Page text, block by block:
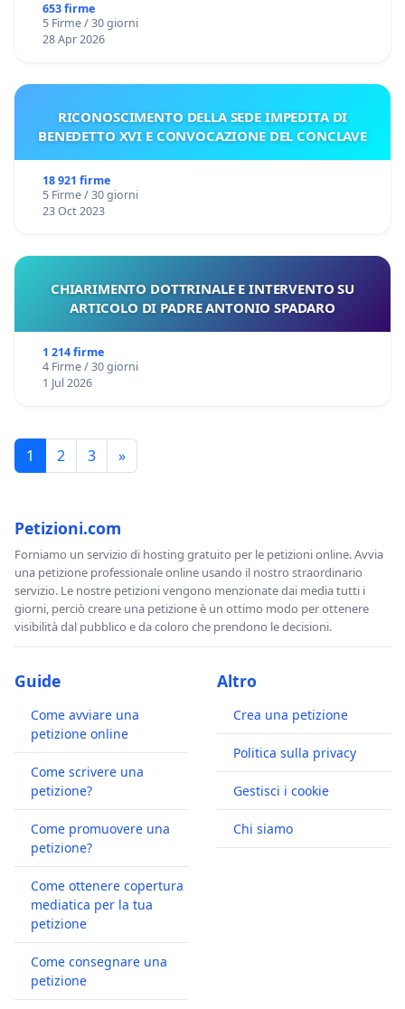
653 firme
5 Firme / 30 giorni
28 Apr 2026
RICONOSCIMENTO DELLA SEDE IMPEDITA DI
BENEDETTO XVI E CONVOCAZIONE DEL CONCLAVE
18 921 firme
5 Firme / 30 giorni
23 Oct 2023
CHIARIMENTO DOTTRINALE E INTERVENTO SU
ARTICOLO DI PADRE ANTONIO SPADARO
1 214 firme
4 Firme / 30 giorni
1 Jul 2026
1 2 3 »
Petizioni.com
Forniamo un servizio di hosting gratuito per le petizioni online. Avvia
una petizione professionale online usando il nostro straordinario
servizio. Le nostre petizioni vengono menzionate dai media tutti i
giorni, perciò creare una petizione è un ottimo modo per ottenere
visibilità dal pubblico e da coloro che prendono le decisioni.
Guide
Come avviare una
petizione online
Come scrivere una
petizione?
Come promuovere una
petizione?
Come ottenere copertura
mediatica per la tua
petizione
Come consegnare una
petizione
Altro
Crea una petizione
Politica sulla privacy
Gestisci i cookie
Chi siamo